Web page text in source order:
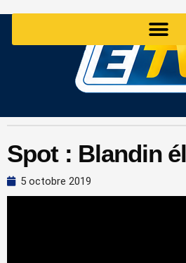
Spot : Blandin
5 octobre 2019